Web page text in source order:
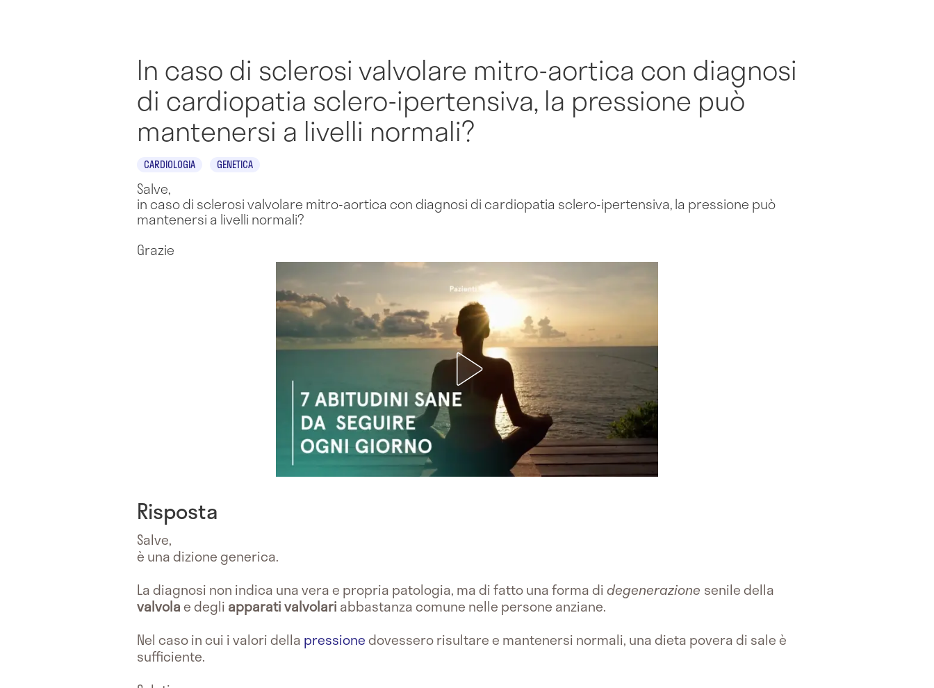
In caso di sclerosi valvolare mitro-aortica con diagnosi
di cardiopatia sclero-ipertensiva, la pressione può
mantenersi a livelli normali?
CARDIOLOGIA GENETICA
Salve,
in caso di sclerosi valvolare mitro-aortica con diagnosi di cardiopatia sclero-ipertensiva, la pressione può
mantenersi a livelli normali?
Grazie
Risposta
Salve,
è una dizione generica.
La diagnosi non indica una vera e propria patologia, ma di fatto una forma didegenerazione senile della
valvolae degli apparati valvolari abbastanza comune nelle persone anziane.
Nel caso in cui i valori della pressionedovessero risultare e mantenersi normali, una dieta povera di sale è
sufficiente.